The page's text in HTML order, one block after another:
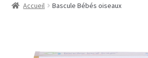
Accueil Bascule Bébés oiseaux